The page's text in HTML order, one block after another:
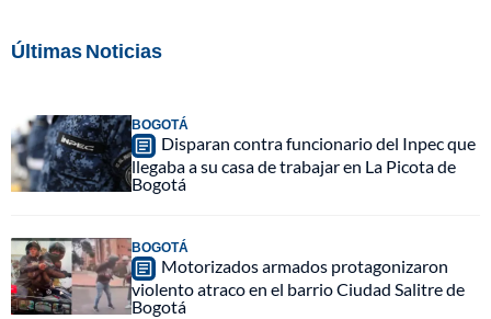
Últimas Noticias
BOGOTÁ
Disparan contra funcionario del Inpec que
llegaba a su casa de trabajar en La Picota de
Bogotá
BOGOTÁ
Motorizados armados protagonizaron
violento atraco en el barrio Ciudad Salitre de
Bogotá